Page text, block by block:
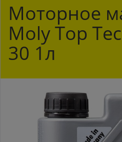
Моторное
Moly Top
30 1л